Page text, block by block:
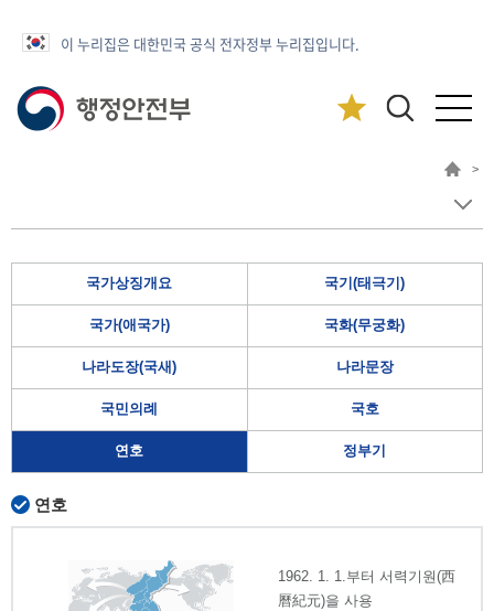
이 누리집은 대한민국 공식 전자정부 누리집입니다.
>
국가상징개요 국기(태극기)
국가(애국가) 국화(무궁화)
나라도장(국새) 나라문장
국민의례 국호
연호 정부기
연호
1962. 1. 1.부터 서력기원(西
曆紀元)을 사용